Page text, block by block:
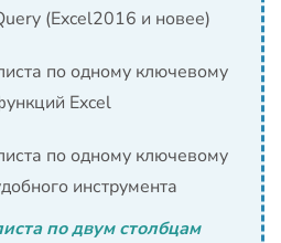
(Excel2016 и новее)
по одному ключевому
Excel
по одному ключевому
инструмента
по двум столбцам